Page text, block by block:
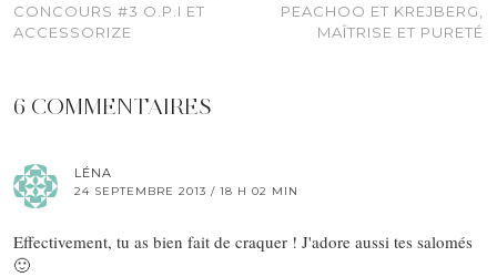
CONCOURS #3 O.P.I ET
ACCESSORIZE
PEACHOO ET KREJBERG,
MAÎTRISE ET PURETÉ
6 COMMENTAIRES
LÉNA
24 SEPTEMBRE 2013 / 18 H 02 MIN
Effectivement, tu as bien fait de craquer ! J'adore aussi tes salomés
🙂